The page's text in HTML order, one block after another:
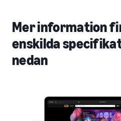
Mer information
enskilda
nedan